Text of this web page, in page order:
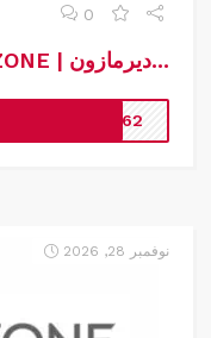
0
كود خصم ديرمازون | DERMAZONE | كوبون خصم ديرمازون
A62
نوفمبر 28, 2026